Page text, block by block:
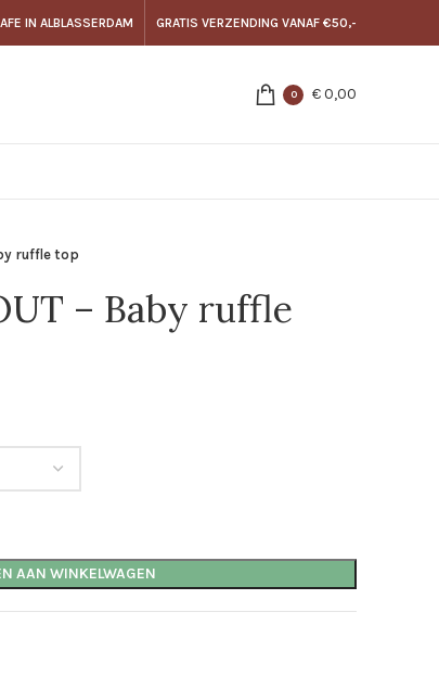
IN ALBLASSERDAM GRATIS VERZENDING VANAF €50,-
0 €0,00
ruffle top
– Baby ruffle
AAN WINKELWAGEN